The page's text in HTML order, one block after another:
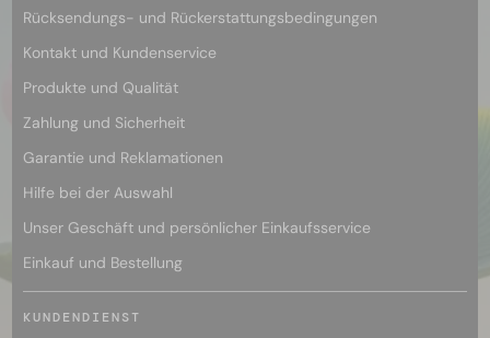
Rücksendungs- und Rückerstattungsbedingungen
Kontakt und Kundenservice
Produkte und Qualität
Zahlung und Sicherheit
Garantie und Reklamationen
Hilfe bei der Auswahl
Unser Geschäft und persönlicher Einkaufsservice
Einkauf und Bestellung
KUNDENDIENST